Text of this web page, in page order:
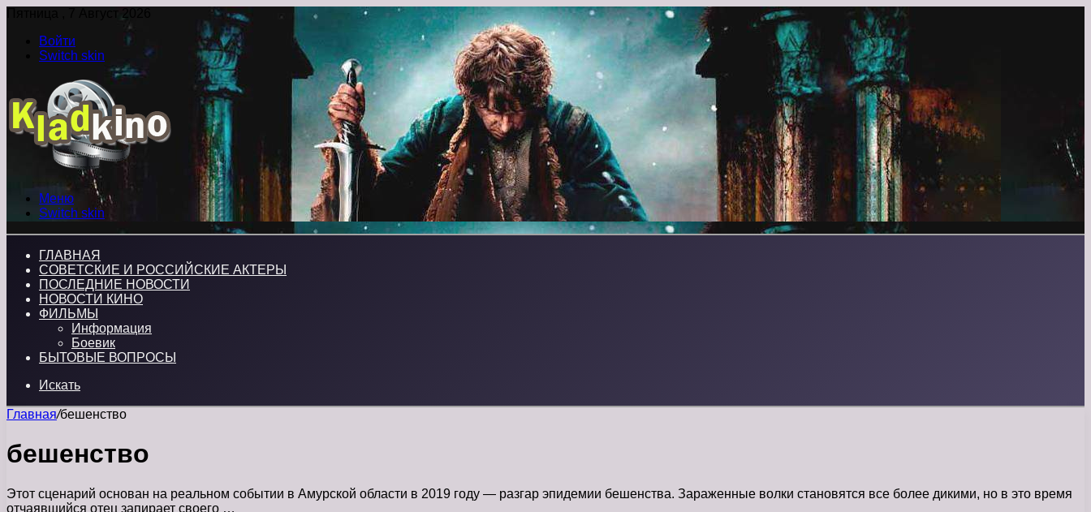
Пятница , 7 Август 2026
Войти
Switch skin
Меню
Switch skin
ГЛАВНАЯ
СОВЕТСКИЕ И РОССИЙСКИЕ АКТЕРЫ
ПОСЛЕДНИЕ НОВОСТИ
НОВОСТИ КИНО
ФИЛЬМЫ
Информация
Боевик
БЫТОВЫЕ ВОПРОСЫ
Искать
Главная/бешенство
бешенство
Этот сценарий основан на реальном событии в Амурской области в 2019 году — разгар эпидемии бешенства. Зараженные волки становятся все более дикими, но в это время
отчаявшийся отец запирает своего …